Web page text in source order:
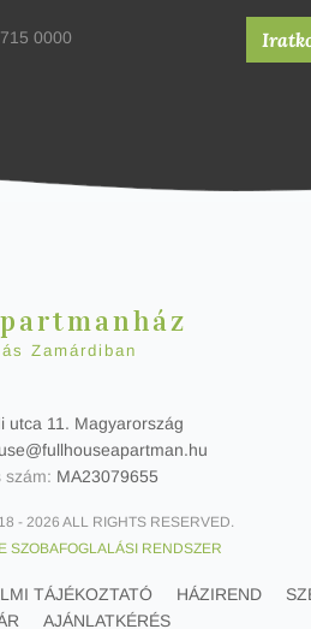
0000
Zamárdiban
utca 11. Magyarország
szám: MA23079655
- 2026 ALL RIGHTS RESERVED.
SZOBAFOGLALÁSI RENDSZER
TÁJÉKOZTATÓ HÁZIREND
AJÁNLATKÉRÉS